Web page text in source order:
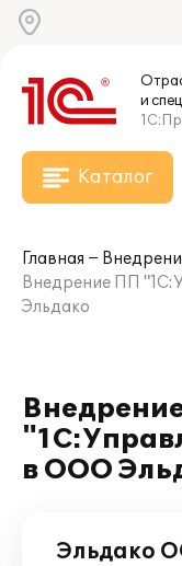
и
Каталог
Главная
Внедрение ПП
Эльдако
в ООО
Эльдако